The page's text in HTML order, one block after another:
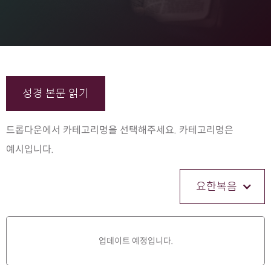
성경 본문 읽기
드롭다운에서 카테고리명을 선택해주세요. 카테고리명은
예시입니다.
요한복음
업데이트 예정입니다.